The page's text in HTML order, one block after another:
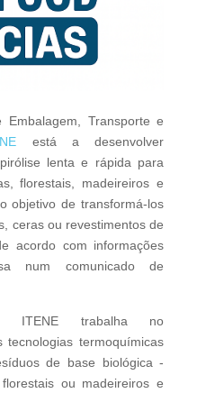
Embalagem, Transporte e
está a desenvolver
lenta e rápida para
florestais, madeireiros e
objetivo de transformá-los
ceras ou revestimentos de
acordo com informações
num comunicado de
ITENE trabalha no
tecnologias termoquímicas
de base biológica -
ou madeireiros e